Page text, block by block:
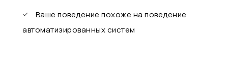
Ваше поведение похоже на поведение
автоматизированных систем